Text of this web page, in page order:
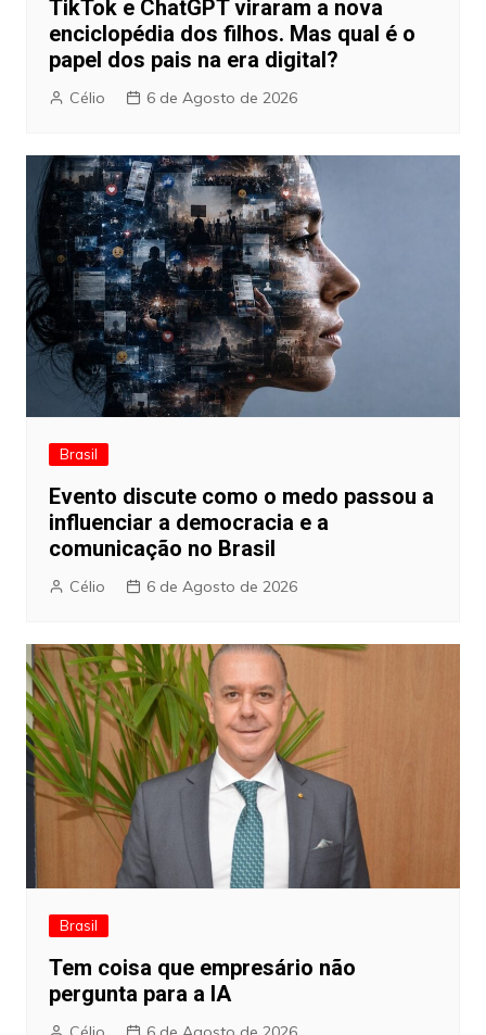
TikTok e ChatGPT viraram a nova
enciclopédia dos filhos. Mas qual é o
papel dos pais na era digital?
Célio 6 de Agosto de 2026
Brasil
Evento discute como o medo passou a
influenciar a democracia e a
comunicação no Brasil
Célio 6 de Agosto de 2026
Brasil
Tem coisa que empresário não
pergunta para a IA